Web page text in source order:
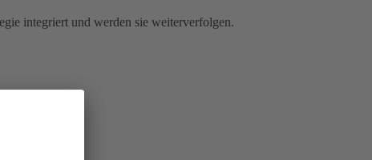
integriert und werden sie weiterverfolgen.